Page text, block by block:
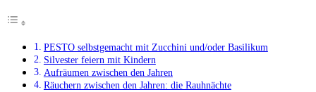
PESTO selbstgemacht mit Zucchini und/oder Basilikum
Silvester feiern mit Kindern
Aufräumen zwischen den Jahren
Räuchern zwischen den Jahren: die Rauhnächte